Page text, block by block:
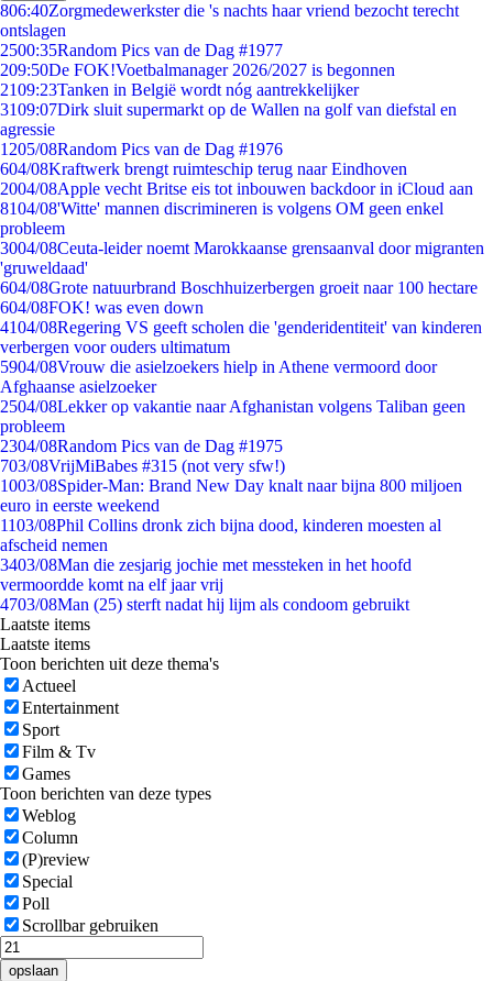
806:40Zorgmedewerkster die 's nachts haar vriend bezocht terecht
ontslagen
2500:35Random Pics van de Dag #1977
209:50De FOK!Voetbalmanager 2026/2027 is begonnen
2109:23Tanken in België wordt nóg aantrekkelijker
3109:07Dirk sluit supermarkt op de Wallen na golf van diefstal en
agressie
1205/08Random Pics van de Dag #1976
604/08Kraftwerk brengt ruimteschip terug naar Eindhoven
2004/08Apple vecht Britse eis tot inbouwen backdoor in iCloud aan
8104/08'Witte' mannen discrimineren is volgens OM geen enkel
probleem
3004/08Ceuta-leider noemt Marokkaanse grensaanval door migranten
'gruweldaad'
604/08Grote natuurbrand Boschhuizerbergen groeit naar 100 hectare
604/08FOK! was even down
4104/08Regering VS geeft scholen die 'genderidentiteit' van kinderen
verbergen voor ouders ultimatum
5904/08Vrouw die asielzoekers hielp in Athene vermoord door
Afghaanse asielzoeker
2504/08Lekker op vakantie naar Afghanistan volgens Taliban geen
probleem
2304/08Random Pics van de Dag #1975
703/08VrijMiBabes #315 (not very sfw!)
1003/08Spider-Man: Brand New Day knalt naar bijna 800 miljoen
euro in eerste weekend
1103/08Phil Collins dronk zich bijna dood, kinderen moesten al
afscheid nemen
3403/08Man die zesjarig jochie met messteken in het hoofd
vermoordde komt na elf jaar vrij
4703/08Man (25) sterft nadat hij lijm als condoom gebruikt
Laatste items
Laatste items
Toon berichten uit deze thema's
Actueel
Entertainment
Sport
Film & Tv
Games
Toon berichten van deze types
Weblog
Column
(P)review
Special
Poll
Scrollbar gebruiken
opslaan